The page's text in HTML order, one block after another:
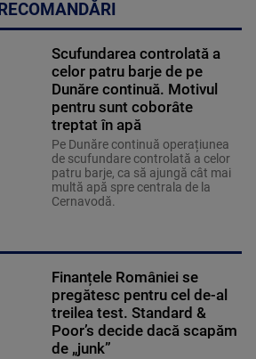
RECOMANDĂRI
Scufundarea controlată a
celor patru barje de pe
Dunăre continuă. Motivul
pentru sunt coborâte
treptat în apă
Pe Dunăre continuă operațiunea
de scufundare controlată a celor
patru barje, ca să ajungă cât mai
multă apă spre centrala de la
Cernavodă.
Finanțele României se
pregătesc pentru cel de-al
treilea test. Standard &
Poor’s decide dacă scapăm
de „junk”